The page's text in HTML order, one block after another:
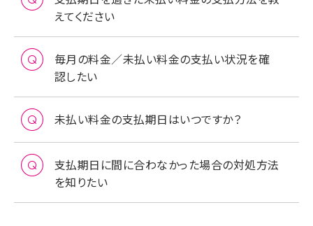
えてください
毎月の料金／未払い料金の支払い状況を確
認したい
未払い料金の支払期日はいつですか？
支払期日に間に合わなかった場合の対処方法
を知りたい